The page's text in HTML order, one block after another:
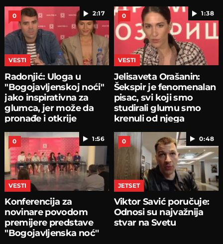
2:17
0
VESTI
Radonjić: Uloga u
"Bogojavljenskoj noći"
jako inspirativna za
glumca, jer može da
pronađe i otkrije
1:38
0
VESTI
Jelisaveta Orašanin:
Šekspir je fenomenalan
pisac, svi koji smo
studirali glumu smo
krenuli od njega
1:56
0
VESTI
Konferencija za
novinare povodom
premijere predstave
"Bogojavljenska noć''
0:48
0
JETSET
Viktor Savić poručuje:
Odnosi su najvažnija
stvar na Svetu